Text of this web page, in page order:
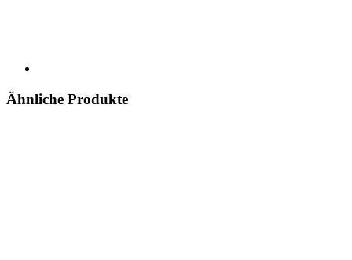
Ähnliche Produkte